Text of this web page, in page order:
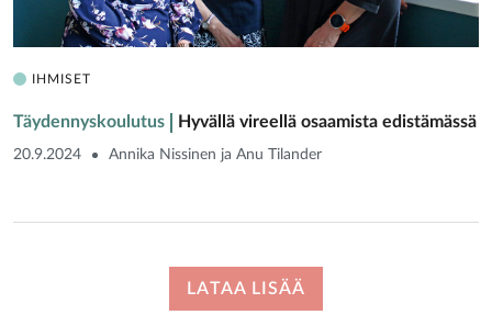
IHMISET
Täydennyskoulutus Hyvällä vireellä osaamista edistämässä
20.9.2024 Annika Nissinen ja Anu Tilander
LATAA LISÄÄ